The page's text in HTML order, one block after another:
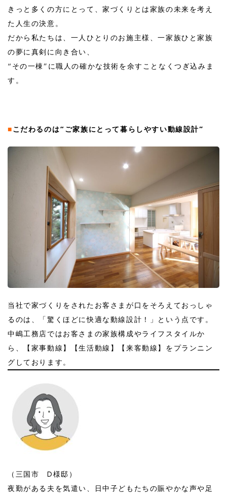
きっと多くの方にとって、家づくりとは家族の未来を考え
た人生の決意。
だから私たちは、一人ひとりのお施主様、一家族ひと家族
の夢に真剣に向き合い、
“その一棟”に職人の確かな技術を余すことなくつぎ込みま
す。
■こだわるのは“ご家族にとって暮らしやすい動線設計”
当社で家づくりをされたお客さまが口をそろえておっしゃ
るのは、「驚くほどに快適な動線設計！」という点です。
中嶋工務店ではお客さまの家族構成やライフスタイルか
ら、【家事動線】【生活動線】【来客動線】をプランニン
グしております。
（三国市 D様邸）
夜勤がある夫を気遣い、日中子どもたちの賑やかな声や足